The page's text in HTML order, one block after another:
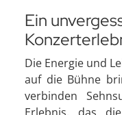
Ein
Die Energie und
auf die Bühne
verbinden
Erlebnis, das